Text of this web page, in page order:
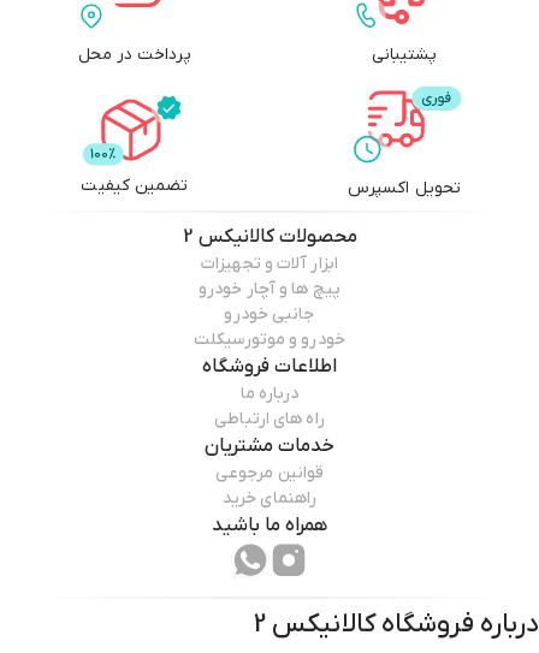
پشتیبانی پرداخت در محل
تحویل اکسپرس تضمین کیفیت
محصولاتکالانیکس 2
ابزار آلات و تجهیزات
پیچ ها و آچار خودرو
جانبی خودرو
خودرو و موتورسیکلت
اطلاعات فروشگاه
درباره ما
راه های ارتباطی
خدمات مشتریان
قوانین مرجوعی
راهنمای خرید
همراه ما باشید
درباره فروشگاهکالانیکس 2